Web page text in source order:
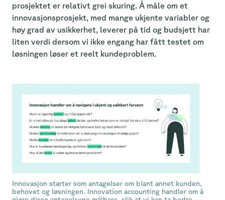
prosjektet er relativt grei skuring. Å måle om et
innovasjonsprosjekt, med mange ukjente variabler og
høy grad av usikkerhet, leverer på tid og budsjett har
liten verdi dersom vi ikke engang har fått testet om
løsningen løser et reelt kundeproblem.
Innovasjon starter som antagelser om blant annet kunden,
behovet og løsningen. Innovation accounting handler om å